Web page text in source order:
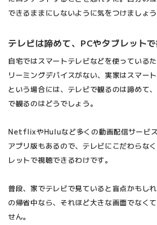
できるままにしないように気をつけましょう
テレビは諦めて、PCやタブレット
自宅ではスマートテレビなどを使っている
リーミングデバイスがない、実家はスマート
という場合には、テレビで観るのは諦めて
で観るのはどうでしょう。
NetflixやHuluなど多くの動画配信サービ
アプリ版もあるので、テレビにこだわらな
レットで視聴できるわけです。
普段、家でテレビで見ていると盲点かもし
の帰省中なら、それほど大きな画面でなく
せん。